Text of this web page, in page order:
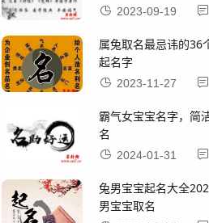
2023-09-19
属兔取名最忌讳的36
起名字
2023-11-27
霸气女宝宝名字，简
名
2024-01-31
兔男宝宝起名大全
男宝宝取名